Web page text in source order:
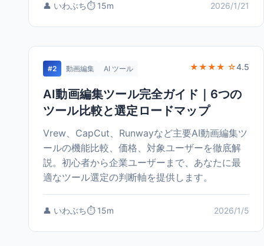
👤 いわぶち⏱️ 15m 2026/1/21
#2 動画編集 AI ツール ★★★★ ☆4.5
AI動画編集ツール完全ガイド｜6つの
ツール比較と選定ロードマップ
Vrew、CapCut、Runwayなど主要AI動画編集ツ
ールの機能比較、価格、対象ユーザーを徹底解
説。初心者から企業ユーザーまで、あなたに最
適なツール選定の判断軸を提供します。
👤 いわぶち⏱️ 15m 2026/1/5